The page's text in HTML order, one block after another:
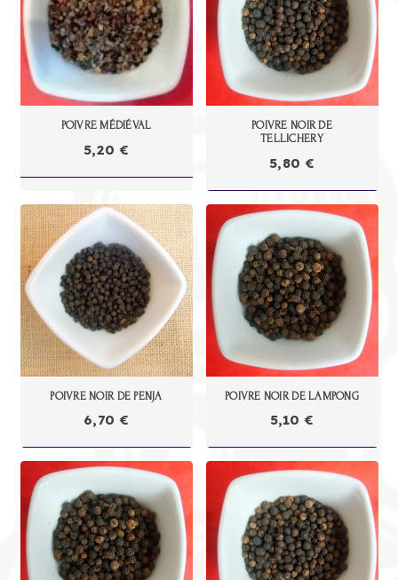
32,00 €
POIVRE MÉDIÉVAL
5,20 €
POIVRE NOIR DE
TELLICHERY
5,80 €
POIVRE NOIR DE PENJA
6,70 €
POIVRE NOIR DE LAMPONG
5,10€